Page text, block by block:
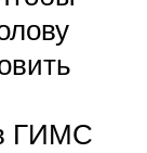
ГИМС